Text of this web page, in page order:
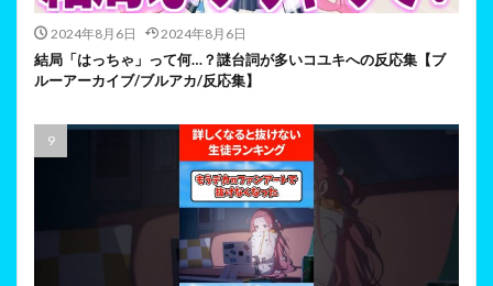
2024年8月6日 2024年8月6日
結局「はっちゃ」って何…？謎台詞が多いコユキへの反応集【ブ
ルーアーカイブ/ブルアカ/反応集】